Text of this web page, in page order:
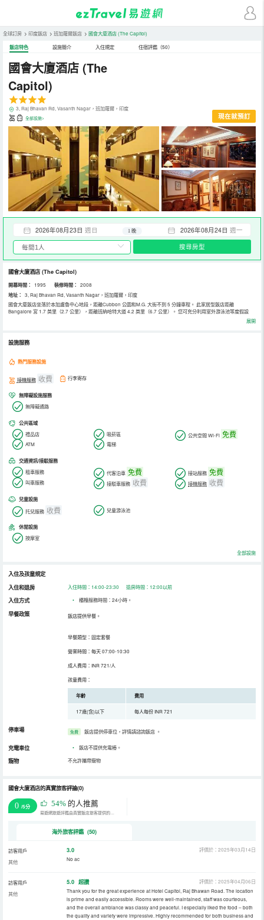
全球訂房 > 印度飯店 > 班加羅爾飯店 > 國會大廈酒店(The Capitol)
飯店特色 設施簡介 入住規定 住宿評鑑（50）
國會大廈酒店 (The
Capitol)
3, Raj Bhavan Rd, Vasanth Nagar，班加羅爾，印度
全部設施> 現在就預訂
2026年08月23日 週日 2026年08月24日 週一
1 晚
搜尋房型
國會大廈酒店(The Capitol)
開幕時間： 1995 裝修時間： 2008
地址：
3, Raj Bhavan Rd, Vasanth Nagar，班加羅爾，印度
國會大廈飯店坐落於本加盧魯中心地段，距離Cubbon 公園和M.G. 大街不到 5 分鐘車程。 此家居型飯店距離
Bangalore 宮 1.7 英里（2.7 公里），距離班納哈特大道 4.2 英里（6.7 公里）。 您可充分利用室外游泳池等度假設
施，此外還有免費 WiFi和禮賓服務等。此飯店的其他設施包括保姆服務（收費）、禮品店/報攤和婚慶服務。住客可搭
乘收費區內班車前往附近目的地。 您可以去24 Carat咖啡店享用國際美食，也可在這裡的酒吧/酒廊小酌一杯，放鬆一
務中心、豪華轎車或公務車服務和快速退房。計劃在本加盧魯舉辦活動？這家飯店擁有 2250 平方公尺（24219 平方英
尺）的空間，包括會議中心和會議室。飯店設有免費24 小時火車站接車服務，此外還提供免費代客停車。 有 144 間特
羽絨被和埃及棉床單。提供衛星頻道和DVD 播放器，可滿足您的娛樂需求；同時提供免費無線網絡，方便您與朋友保持
展開
設施服務
熱門服務設施
接機服務 收費 行李寄存
無障礙設施服務
無障礙通路
公共區域
禮品店 吸菸區 公共空間 Wi-Fi 免費
ATM 電梯
交通資訊/接駁服務
租車服務 代客泊車 免費 接站服務 免費
叫車服務 接駁車服務 收費 接機服務 收費
兒童設施
托兒服務 收費 兒童游泳池
休閒設施
按摩室
全部設施
入住及孩童規定
入住和退房
入住時間：14:00-23:30 退房時間：12:00以前
入住方式 • 櫃檯服務時間：24小時。
早餐政策 飯店提供早餐。
早餐類型：固定套餐
營業時間：每天 07:00-10:30
成人費用：INR 721/人
孩童費用：
年齡 費用
17歲(含)以下 每人每份 INR 721
停車場 免費 飯店提供停車位，詳情請諮詢飯店 。
充電車位 • 飯店不提供充電樁。
寵物 不允許攜帶寵物
國會大廈酒店的真實旅客評論(0)
0 /5分 54% 的人推薦
易遊網旅遊評鑑由真實飯店旅客提供的評鑑。
海外旅客評鑑 (50)
訪客用戶
其他
3.0
評價於：2025年03月14日
No ac
訪客用戶
其他
5.0 超讚
評價於：2025年04月06日
Thank you for the great experience at Hotel Capitol, Raj Bhawan Road. The location
is prime and easily accessible. Rooms were well-maintained, staff was courteous,
and the overall ambiance was classy and peaceful. I especially liked the food – both
the quality and variety were impressive. Highly recommended for both business and